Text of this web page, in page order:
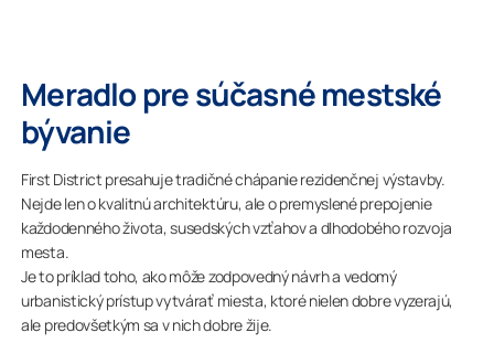
Meradlo pre súčasné mestské
bývanie
First District presahuje tradičné chápanie rezidenčnej výstavby.
Nejde len o kvalitnú architektúru, ale o premyslené prepojenie
každodenného života, susedských vzťahov a dlhodobého rozvoja
mesta.
Je to príklad toho, ako môže zodpovedný návrh a vedomý
urbanistický prístup vytvárať miesta, ktoré nielen dobre vyzerajú,
ale predovšetkým sa v nich dobre žije.